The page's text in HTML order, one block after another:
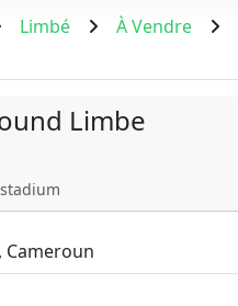
Limbé À Vendre
Limbe